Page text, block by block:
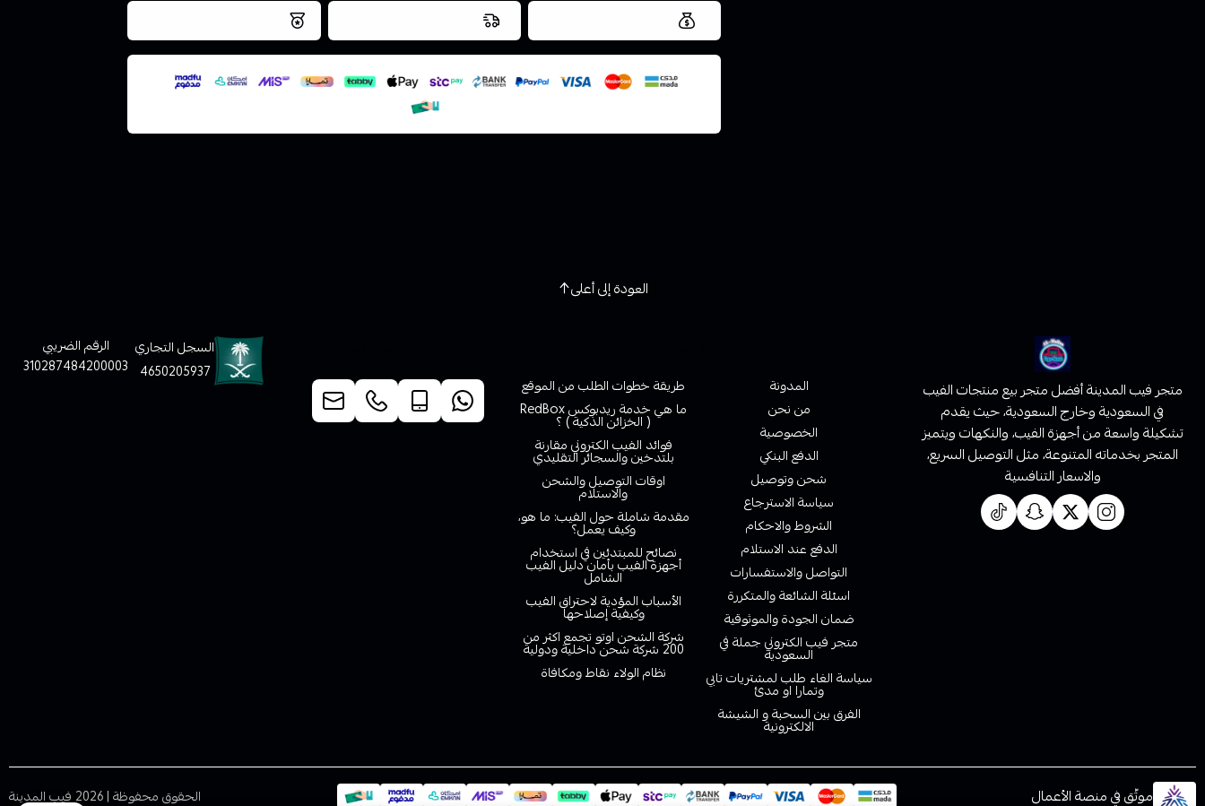
اسحب و افلت الملف هنا
استعراض
العروض والشحن مجاني نتميز بلجودة والتخزين الامن
العودة إلى أعلى
متجر فيب المدينة أفضل متجر بيع منتجات الفيب
في السعودية وخارج السعودية، حيث يقدم
تشكيلة واسعة من أجهزة الفيب، والنكهات ويتميز
المتجر بخدماته المتنوعة، مثل التوصيل السريع،
والاسعار التنافسية
المدونة
من نحن
الخصوصية
الدفع البنكي
شحن وتوصيل
سياسة الاسترجاع
الشروط والاحكام
الدفع عند الاستلام
التواصل والاستفسارات
اسئلة الشائعة والمتكررة
ضمان الجودة والموثوقية
متجر فيب الكتروني جملة في
السعودية
سياسة الغاء طلب لمشتريات تابي
وتمارا او مدئ
الفرق بين السحبة و الشيشة
الالكترونية
طريقة خطوات الطلب من الموقع
ما هي خدمة ريدبوكس RedBox
( الخزائن الذكية ) ؟
فوائد الفيب الكتروني مقارنة
بلتدخين والسجائر التقليدي
اوقات التوصيل والشحن
والاستلام
مقدمة شاملة حول الفيب: ما هو،
وكيف يعمل؟
نصائح للمبتدئين في استخدام
أجهزة الفيب بأمان دليل الفيب
الشامل
الأسباب المؤدية لاحتراق الفيب
وكيفية إصلاحها
شركة الشحن اوتو تجمع اكثر من
200 شركة شحن داخلية ودولية
نظام الولاء نقاط ومكافاة
السجل التجاري
4650205937
الرقم الضريبي
310287484200003
موثّق في منصة الأعمال الحقوق محفوظة | 2026 فيب المدينة